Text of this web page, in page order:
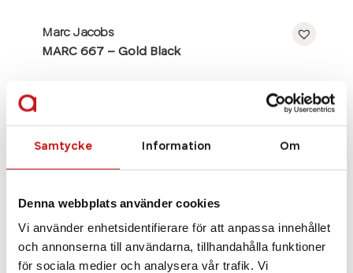
Samtycke Information Om
Denna webbplats använder cookies
Vi använder enhetsidentifierare för att anpassa innehållet
och annonserna till användarna, tillhandahålla funktioner
för sociala medier och analysera vår trafik. Vi
Marc Jacobs
MARC 667 – Gold Black